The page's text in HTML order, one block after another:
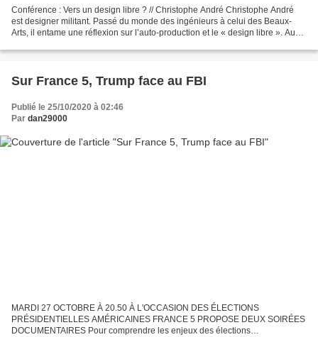
Conférence : Vers un design libre ? // Christophe André Christophe André
est designer militant. Passé du monde des ingénieurs à celui des Beaux-
Arts, il entame une réflexion sur l’auto-production et le « design libre ». Au
Sur France 5, Trump face au FBI
Publié le 25/10/2020 à 02:46
Par dan29000
MARDI 27 OCTOBRE À 20.50 À L'OCCASION DES ÉLECTIONS
PRÉSIDENTIELLES AMÉRICAINES FRANCE 5 PROPOSE DEUX SOIRÉES
DOCUMENTAIRES Pour comprendre les enjeux des élections